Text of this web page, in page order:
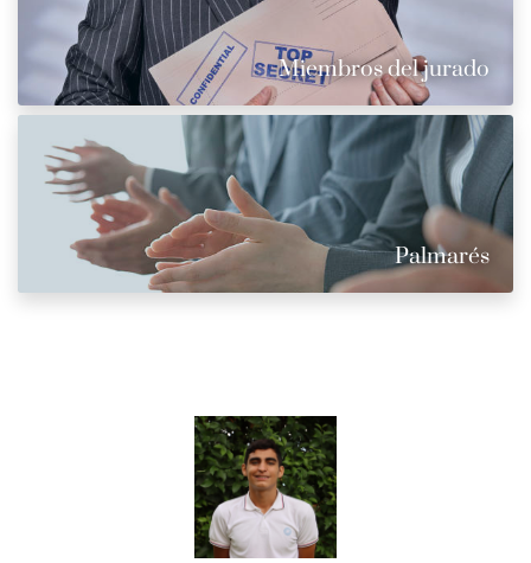
Miembros del jurado
Palmarés